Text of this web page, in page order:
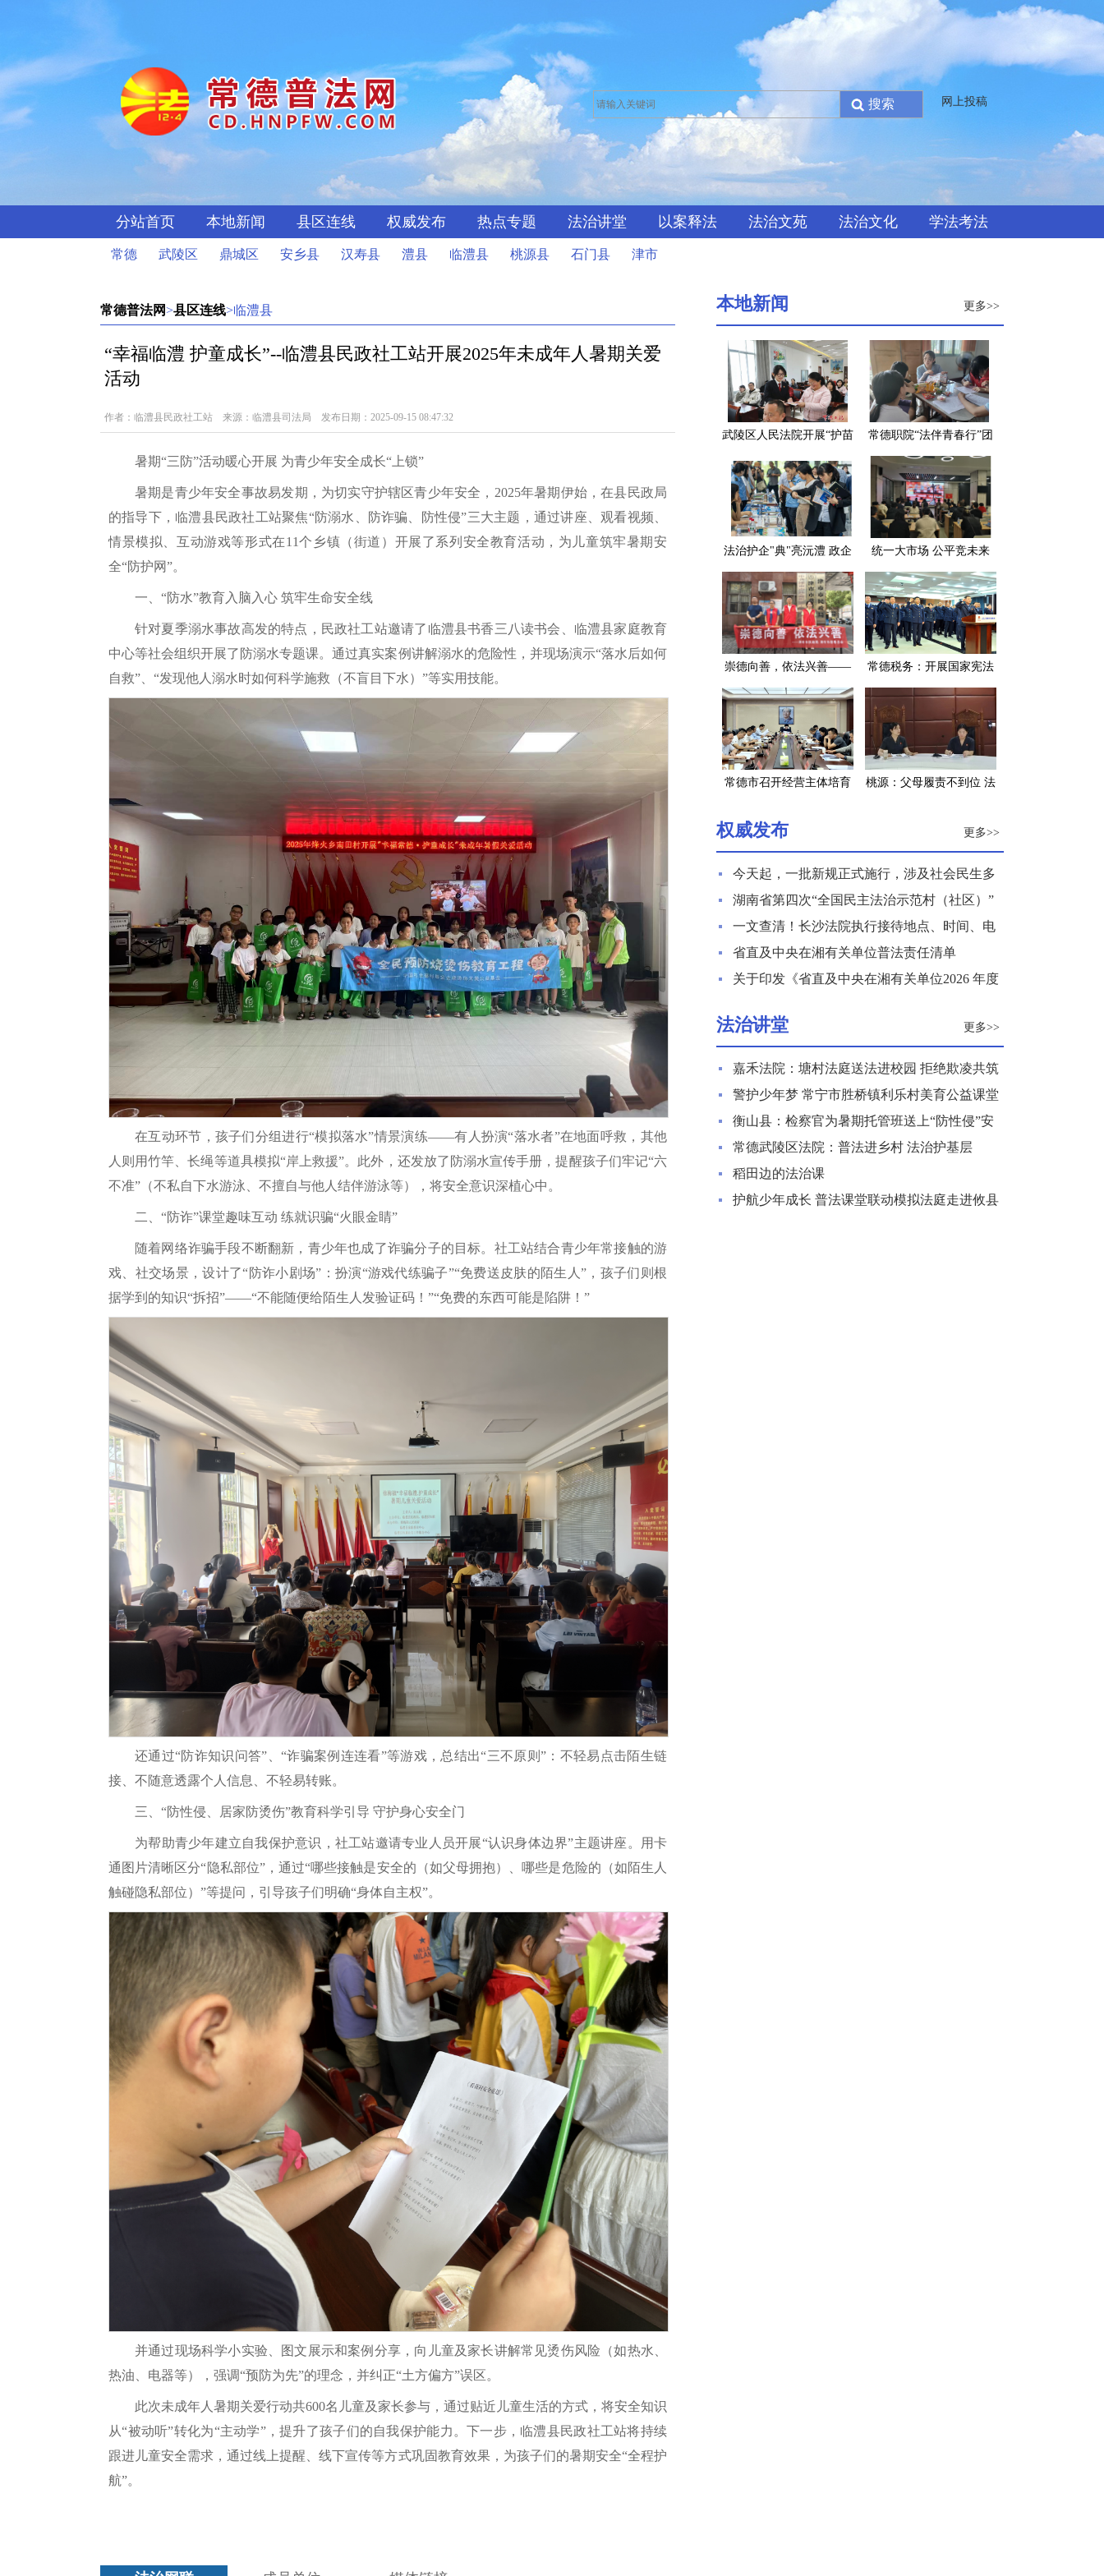
网上投稿
分站首页 本地新闻 县区连线 权威发布 热点专题 法治讲堂 以案释法 法治文苑 法治文化 学法考法
常德 武陵区 鼎城区 安乡县 汉寿县 澧县 临澧县 桃源县 石门县 津市
常德普法网>县区连线>临澧县
“幸福临澧 护童成长”--临澧县民政社工站开展2025年未成年人暑期关爱
活动
作者：临澧县民政社工站 来源：临澧县司法局 发布日期：2025-09-15 08:47:32
暑期“三防”活动暖心开展 为青少年安全成长“上锁”
暑期是青少年安全事故易发期，为切实守护辖区青少年安全，2025年暑期伊始，在县民政局
的指导下，临澧县民政社工站聚焦“防溺水、防诈骗、防性侵”三大主题，通过讲座、观看视频、
情景模拟、互动游戏等形式在11个乡镇（街道）开展了系列安全教育活动，为儿童筑牢暑期安
全“防护网”。
一、“防水”教育入脑入心 筑牢生命安全线
针对夏季溺水事故高发的特点，民政社工站邀请了临澧县书香三八读书会、临澧县家庭教育
中心等社会组织开展了防溺水专题课。通过真实案例讲解溺水的危险性，并现场演示“落水后如何
自救”、“发现他人溺水时如何科学施救（不盲目下水）”等实用技能。
在互动环节，孩子们分组进行“模拟落水”情景演练——有人扮演“落水者”在地面呼救，其他
人则用竹竿、长绳等道具模拟“岸上救援”。此外，还发放了防溺水宣传手册，提醒孩子们牢记“六
不准”（不私自下水游泳、不擅自与他人结伴游泳等），将安全意识深植心中。
二、“防诈”课堂趣味互动 练就识骗“火眼金睛”
随着网络诈骗手段不断翻新，青少年也成了诈骗分子的目标。社工站结合青少年常接触的游
戏、社交场景，设计了“防诈小剧场”：扮演“游戏代练骗子”“免费送皮肤的陌生人”，孩子们则根
据学到的知识“拆招”——“不能随便给陌生人发验证码！”“免费的东西可能是陷阱！”
还通过“防诈知识问答”、“诈骗案例连连看”等游戏，总结出“三不原则”：不轻易点击陌生链
接、不随意透露个人信息、不轻易转账。
三、“防性侵、居家防烫伤”教育科学引导 守护身心安全门
为帮助青少年建立自我保护意识，社工站邀请专业人员开展“认识身体边界”主题讲座。用卡
通图片清晰区分“隐私部位”，通过“哪些接触是安全的（如父母拥抱）、哪些是危险的（如陌生人
触碰隐私部位）”等提问，引导孩子们明确“身体自主权”。
并通过现场科学小实验、图文展示和案例分享，向儿童及家长讲解常见烫伤风险（如热水、
热油、电器等），强调“预防为先”的理念，并纠正“土方偏方”误区。
此次未成年人暑期关爱行动共600名儿童及家长参与，通过贴近儿童生活的方式，将安全知识
从“被动听”转化为“主动学”，提升了孩子们的自我保护能力。下一步，临澧县民政社工站将持续
跟进儿童安全需求，通过线上提醒、线下宣传等方式巩固教育效果，为孩子们的暑期安全“全程护
航”。
本地新闻 更多>>
武陵区人民法院开展“护苗
宣传活动
常德职院“法伴青春行”团
队入村普法 为留守儿童点
亮法治明灯
法治护企"典"亮沅澧 政企
携手共筑发展"防护墙"
统一大市场 公平竞未来
——常德市民政局多措并
举开展公平竞争审查工作
崇德向善，依法兴善——
常德市民政局组织开展第
九个“中华慈善日”系列主
题宣传活动
常德税务：开展国家宪法
日宪法宣誓活动
常德市召开经营主体培育
桃源：父母履责不到位 法
权威发布 更多>>
今天起，一批新规正式施行，涉及社会民生多
个领域
湖南省第四次“全国民主法治示范村（社区）”
复核结果公示
一文查清！长沙法院执行接待地点、时间、电
话来了
省直及中央在湘有关单位普法责任清单
关于印发《省直及中央在湘有关单位2026 年度
法治讲堂 更多>>
嘉禾法院：塘村法庭送法进校园 拒绝欺凌共筑
和谐校园
警护少年梦 常宁市胜桥镇利乐村美育公益课堂
再度开课
衡山县：检察官为暑期托管班送上“防性侵”安
全课
常德武陵区法院：普法进乡村 法治护基层
稻田边的法治课
护航少年成长 普法课堂联动模拟法庭走进攸县